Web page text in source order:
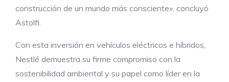
construcción de un mundo más consciente», concluyó
Astolfi.
Con esta inversión en vehículos eléctricos e híbridos,
Nestlé demuestra su firme compromiso con la
sostenibilidad ambiental y su papel como líder en la